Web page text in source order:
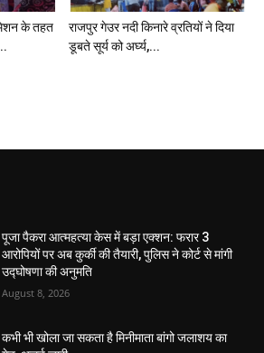
के तहत
राजपुर गेउर नदी किनारे व्रतियों ने दिया
डूबते सूर्य को अर्घ्य,...
पूजा पैकरा आत्महत्या केस में बड़ा एक्शन: फरार 3
आरोपियों पर अब कुर्की की तैयारी, पुलिस ने कोर्ट से मांगी
उद्घोषणा की अनुमति
August 8, 2026
कभी भी खोला जा सकता है मिनीमाता बांगो जलाशय का